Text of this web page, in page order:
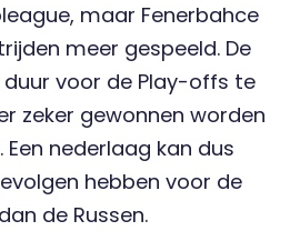
maar Fenerbahce
meer gespeeld. De
voor de Play-offs te
zeker gewonnen worden
nederlaag kan dus
hebben voor de
de Russen.